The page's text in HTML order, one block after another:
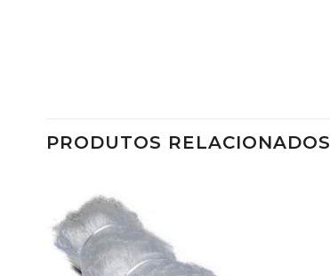
PRODUTOS RELACIONADOS